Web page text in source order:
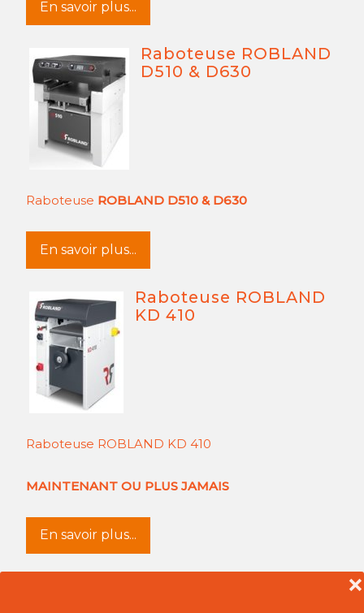
❌
En savoir plus...
Raboteuse ROBLAND
D510 & D630
Raboteuse ROBLAND D510 & D630
En savoir plus...
Raboteuse ROBLAND
KD 410
Raboteuse ROBLAND KD 410
MAINTENANT OU PLUS JAMAIS
En savoir plus...